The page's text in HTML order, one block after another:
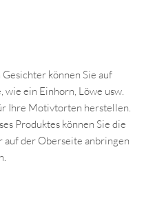
können Sie auf
ein Einhorn, Löwe usw.
Ihre Motivtorten herstellen.
Produktes können Sie die
auf der Oberseite anbringen